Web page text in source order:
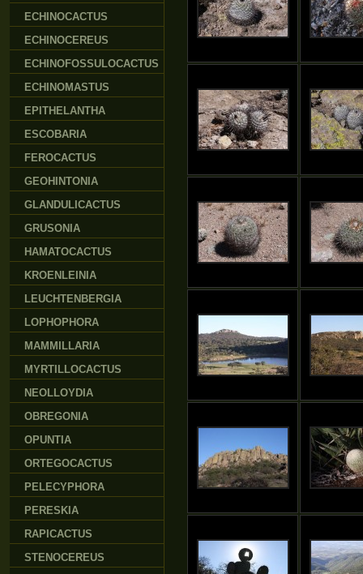
ECHINOCACTUS
ECHINOCEREUS
ECHINOFOSSULOCACTUS
ECHINOMASTUS
EPITHELANTHA
ESCOBARIA
FEROCACTUS
GEOHINTONIA
GLANDULICACTUS
GRUSONIA
HAMATOCACTUS
KROENLEINIA
LEUCHTENBERGIA
LOPHOPHORA
MAMMILLARIA
MYRTILLOCACTUS
NEOLLOYDIA
OBREGONIA
OPUNTIA
ORTEGOCACTUS
PELECYPHORA
PERESKIA
RAPICACTUS
STENOCEREUS